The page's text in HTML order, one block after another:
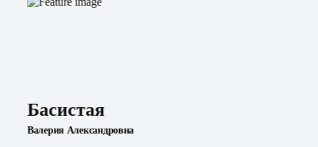
Басистая
Валерия Александровна